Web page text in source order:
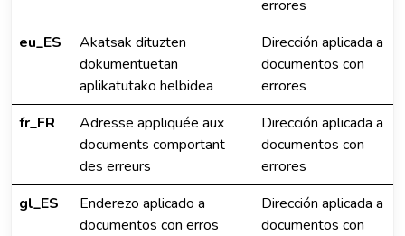
errores
eu_ES
Akatsak dituzten
dokumentuetan
aplikatutako helbidea
Dirección aplicada a
documentos con
errores
fr_FR
Adresse appliquée aux
documents comportant
des erreurs
Dirección aplicada a
documentos con
errores
gl_ES
Enderezo aplicado a
documentos con erros
Dirección aplicada a
documentos con